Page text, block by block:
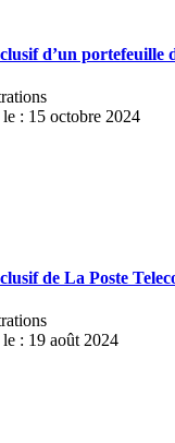
d’un
: 15 octobre 2024
de La Poste
: 19 août 2024